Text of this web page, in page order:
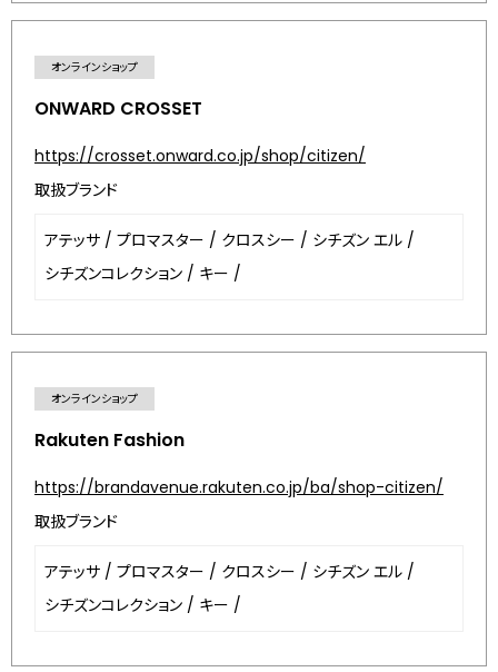
オンラインショップ
ONWARD CROSSET
https://crosset.onward.co.jp/shop/citizen/
取扱ブランド
アテッサ / プロマスター / クロスシー / シチズン エル /
シチズンコレクション / キー /
オンラインショップ
Rakuten Fashion
https://brandavenue.rakuten.co.jp/ba/shop-citizen/
取扱ブランド
アテッサ / プロマスター / クロスシー / シチズン エル /
シチズンコレクション / キー /